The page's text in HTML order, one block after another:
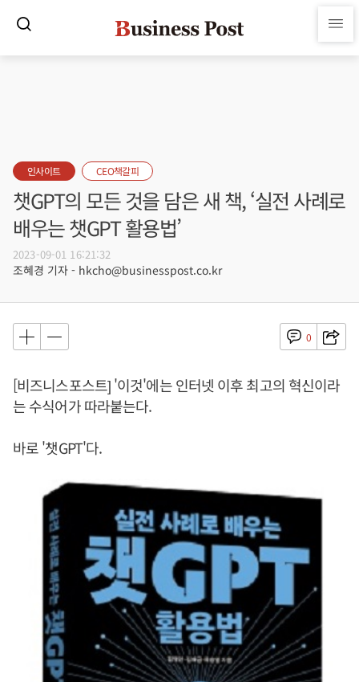
인사이트 CEO책갈피
챗GPT의 모든 것을 담은 새 책, ‘실전 사례로
배우는 챗GPT 활용법’
2023-09-01 16:21:32
조혜경 기자 - hkcho@businesspost.co.kr
0
[비즈니스포스트] '이것'에는 인터넷 이후 최고의 혁신이라
는 수식어가 따라붙는다.
바로 '챗GPT'다.